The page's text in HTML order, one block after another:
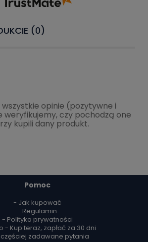
(0)
opinie (pozytywne i
weryfikujemy, czy pochodzą one
kupili dany produkt.
Pomoc
- Jak kupować
- Regulamin
- Polityka prywatności
- Kup teraz, zapłać za 30 dni
zadawane pytania